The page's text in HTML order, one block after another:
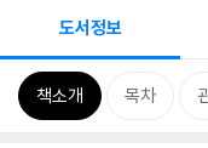
도서정보
책소개 목차